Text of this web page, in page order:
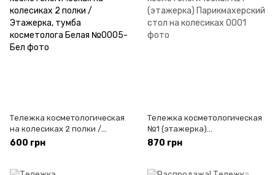
Тележка косметологическая
на колесиках 2 полки /
Этажерка, тумба
600 грн
Тележка косметологическая
№1 (этажерка)
Парикмахерский стол на
870 грн